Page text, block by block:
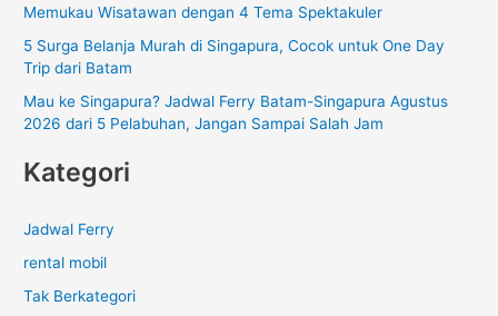
Memukau Wisatawan dengan 4 Tema Spektakuler
5 Surga Belanja Murah di Singapura, Cocok untuk One Day
Trip dari Batam
Mau ke Singapura? Jadwal Ferry Batam-Singapura Agustus
2026 dari 5 Pelabuhan, Jangan Sampai Salah Jam
Kategori
Jadwal Ferry
rental mobil
Tak Berkategori